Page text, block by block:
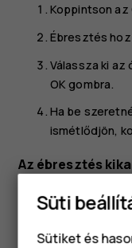
Koppintson az
Ébresztés
Válassza ki
OK gombra.
Ha be
ismétlődjön,
Az ébresztés
Az ébresztés
jobbra.
Süti
Sütiket és